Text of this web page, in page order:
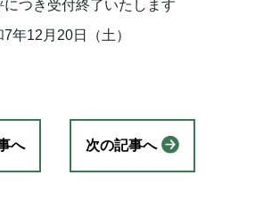
につき受付終了いたします
7年12月20日（土）
へ 次の記事へ